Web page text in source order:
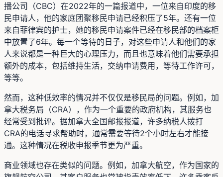
播公司（CBC）在2022年的一篇报道中，一位来自印度的移
民申请人，他的家庭团聚移民申请已经积压了5年。还有一位
来自菲律宾的护士，她的移民申请案件已经在移民部的档案柜
中放置了6年。每一个等待的日子，对这些申请人和他们的家
人来说都是一种巨大的心理压力，而且也意味着他们需要承担
额外的成本，包括维持生活，交纳申请费用，等待工作许可，
等等。
然而，这种低效率的情况并不仅仅是移民局的问题。例如，加
拿大税务局（CRA），作为一个重要的政府机构，其服务也
经常受到批评。据加拿大全国邮报报道，许多纳税人拨打
CRA的电话寻求帮助时，通常需要等待2个小时左右才能接
通。这种情况在税收申报季节更为严重。
商业领域也存在类似的问题。例如，加拿大航空，作为国家的